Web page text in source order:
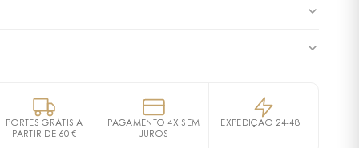
este creme nutritivo enriquecido com ácido
noite em todo o corpo com amplas massagens
SORBITAN STEARATE, CETYL ALCOHOL, PEG-100
CETEARETH-20, PARFUM (FRAGRANCE), CAMELLIA
XANTHAN GUM, CERA MICROCRISTALLINA
PORTES GRÁTIS A
PARTIR DE 60 €
PAGAMENTO 4X SEM
JUROS
EXPEDIÇÃO 24-48H